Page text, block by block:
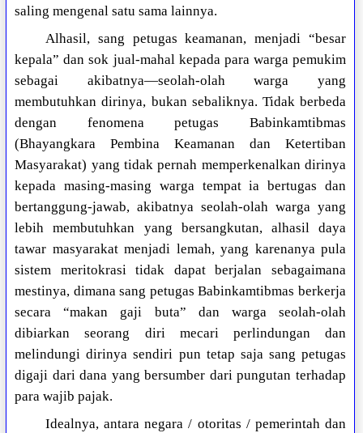
saling mengenal satu sama lainnya.
Alhasil, sang petugas keamanan, menjadi “besar
kepala” dan sok jual-mahal kepada para warga pemukim
sebagai akibatnya—seolah-olah warga yang
membutuhkan dirinya, bukan sebaliknya. Tidak berbeda
dengan fenomena petugas Babinkamtibmas
(Bhayangkara Pembina Keamanan dan Ketertiban
Masyarakat) yang tidak pernah memperkenalkan dirinya
kepada masing-masing warga tempat ia bertugas dan
bertanggung-jawab, akibatnya seolah-olah warga yang
lebih membutuhkan yang bersangkutan, alhasil daya
tawar masyarakat menjadi lemah, yang karenanya pula
sistem meritokrasi tidak dapat berjalan sebagaimana
mestinya, dimana sang petugas Babinkamtibmas berkerja
secara “makan gaji buta” dan warga seolah-olah
dibiarkan seorang diri mecari perlindungan dan
melindungi dirinya sendiri pun tetap saja sang petugas
digaji dari dana yang bersumber dari pungutan terhadap
para wajib pajak.
Idealnya, antara negara / otoritas / pemerintah dan